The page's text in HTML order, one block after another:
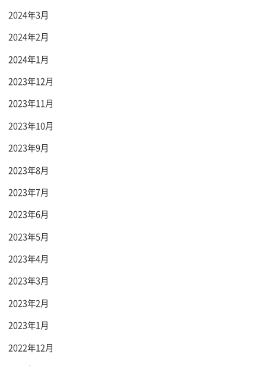
2024年3月
2024年2月
2024年1月
2023年12月
2023年11月
2023年10月
2023年9月
2023年8月
2023年7月
2023年6月
2023年5月
2023年4月
2023年3月
2023年2月
2023年1月
2022年12月